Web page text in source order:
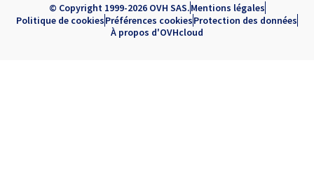
© Copyright 1999-2026 OVH SAS.Mentions légales
Politique de cookiesPréférences cookiesProtection des données
À propos d'OVHcloud